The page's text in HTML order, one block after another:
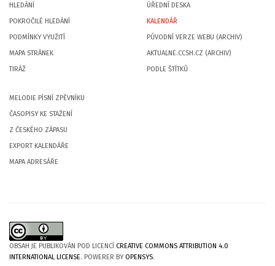
HLEDÁNÍ
POKROČILÉ HLEDÁNÍ
PODMÍNKY VYUŽITÍ
MAPA STRÁNEK
TIRÁŽ
ÚŘEDNÍ DESKA
KALENDÁŘ
PŮVODNÍ VERZE WEBU (ARCHIV)
AKTUALNE.CCSH.CZ (ARCHIV)
PODLE ŠTÍTKŮ
MELODIE PÍSNÍ ZPĚVNÍKU
ČASOPISY KE STAŽENÍ
Z ČESKÉHO ZÁPASU
EXPORT KALENDÁŘE
MAPA ADRESÁŘE
OBSAH JE PUBLIKOVÁN POD LICENCÍ CREATIVE COMMONS ATTRIBUTION 4.0
INTERNATIONAL LICENSE. POWERER BYOPENSYS.